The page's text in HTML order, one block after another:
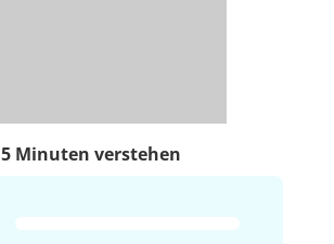
5 Minuten verstehen